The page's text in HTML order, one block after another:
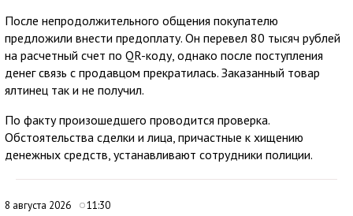
После непродолжительного общения покупателю
предложили внести предоплату. Он перевел 80 тысяч рублей
на расчетный счет по QR-коду, однако после поступления
денег связь с продавцом прекратилась. Заказанный товар
ялтинец так и не получил.
По факту произошедшего проводится проверка.
Обстоятельства сделки и лица, причастные к хищению
денежных средств, устанавливают сотрудники полиции.
8 августа 2026 11:30